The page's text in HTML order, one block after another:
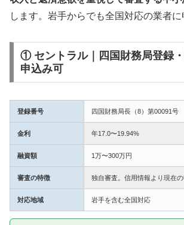
します。岩手からでも全国対応の業者に
① セントラル｜四国財務局登録
申込み可
登録番号 四国財務局長（8）第00091号
金利 年17.0〜19.94%
融資額 1万〜300万円
審査の特徴 独自審査。信用情報より現在
対応地域 岩手を含む全国対応